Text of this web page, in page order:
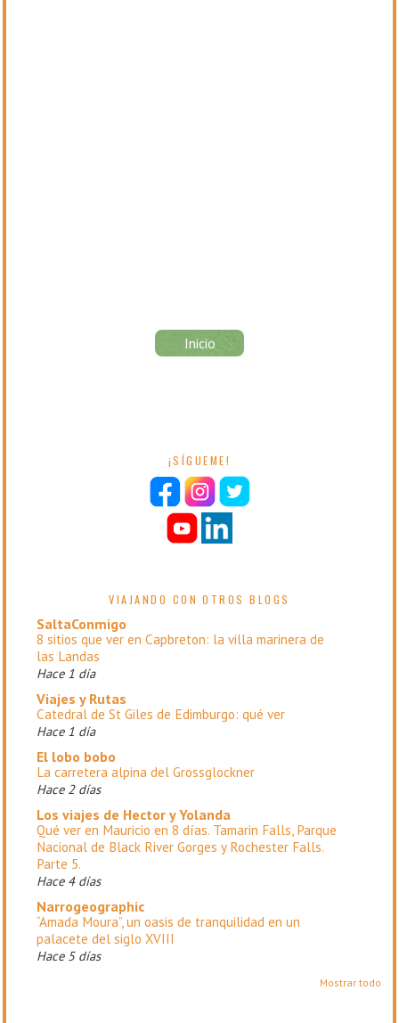
Inicio
¡SÍGUEME!
VIAJANDO CON OTROS BLOGS
SaltaConmigo
8 sitios que ver en Capbreton: la villa marinera de
las Landas
Hace 1 día
Viajes y Rutas
Catedral de St Giles de Edimburgo: qué ver
Hace 1 día
El lobo bobo
La carretera alpina del Grossglockner
Hace 2 días
Los viajes de Hector y Yolanda
Qué ver en Mauricio en 8 días. Tamarin Falls, Parque
Nacional de Black River Gorges y Rochester Falls.
Parte 5.
Hace 4 días
Narrogeographic
“Amada Moura”, un oasis de tranquilidad en un
palacete del siglo XVIII
Hace 5 días
Mostrar todo